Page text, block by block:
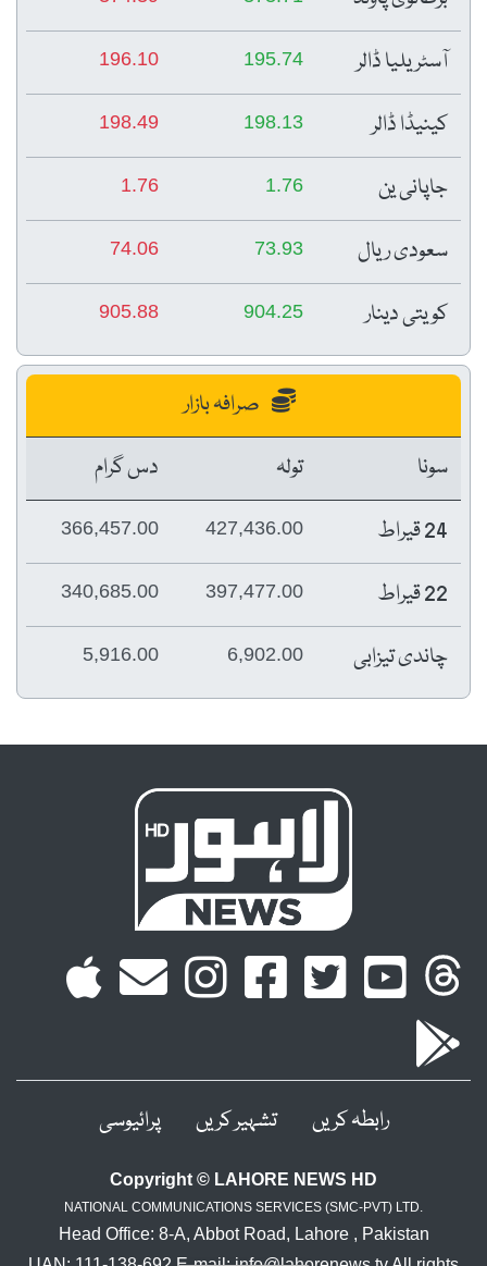
آسٹریلیا ڈالر 195.74
196.10
کینیڈا ڈالر 198.13
198.49
جاپانی ین 1.76
1.76
سعودی ریال 73.93
74.06
کویتی دینار 904.25
905.88
صرافہ بازار
سونا
تولہ
دس گرام
24 قیراط
427,436.00
366,457.00
22 قیراط 397,477.00
340,685.00
چاندی تیزابی 6,902.00
5,916.00
رابطہ کریں تشہیر کریں پرائیوسی
Copyright © LAHORE NEWS HD
NATIONAL COMMUNICATIONS SERVICES (SMC-PVT) LTD.
Head Office: 8-A, Abbot Road, Lahore , Pakistan